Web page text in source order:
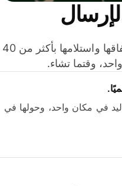
وفّر المال عند إرسال الأموال وإنفاقها واستلامها بأكثر من 40
وقتما تشاء.
في مكان واحد، وحولها في